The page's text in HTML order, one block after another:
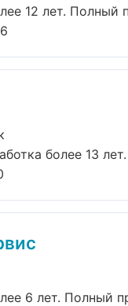
12 лет. Полный
более 13
6 лет. Полный